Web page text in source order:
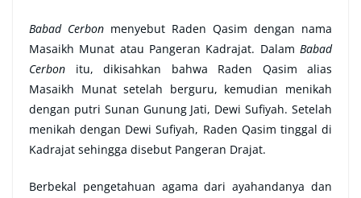
Babad Cerbon menyebut Raden Qasim dengan nama
Masaikh Munat atau Pangeran Kadrajat. Dalam Babad
Cerbon itu, dikisahkan bahwa Raden Qasim alias
Masaikh Munat setelah berguru, kemudian menikah
dengan putri Sunan Gunung Jati, Dewi Sufiyah. Setelah
menikah dengan Dewi Sufiyah, Raden Qasim tinggal di
Kadrajat sehingga disebut Pangeran Drajat.
Berbekal pengetahuan agama dari ayahandanya dan